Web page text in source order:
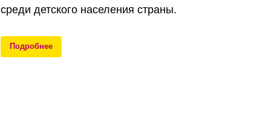
среди детского населения страны.
Подробнее